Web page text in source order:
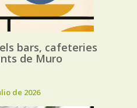
bars, cafeteries
de Muro
de 2026